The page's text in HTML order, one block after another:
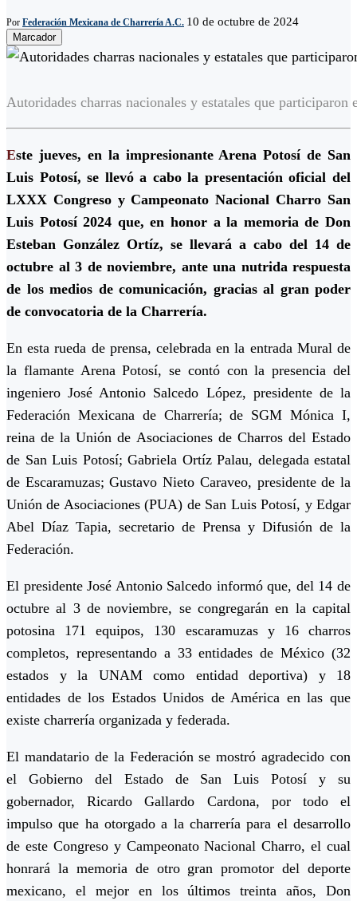
Por Federación Mexicana de Charrería A.C. 10 de octubre de 2024
Marcador
Autoridades charras nacionales y estatales que participaron
Este jueves, en la impresionante Arena Potosí de San
Luis Potosí, se llevó a cabo la presentación oficial del
LXXX Congreso y Campeonato Nacional Charro San
Luis Potosí 2024 que, en honor a la memoria de Don
Esteban González Ortíz, se llevará a cabo del 14 de
octubre al 3 de noviembre, ante una nutrida respuesta
de los medios de comunicación, gracias al gran poder
de convocatoria de la Charrería.
En esta rueda de prensa, celebrada en la entrada Mural de
la flamante Arena Potosí, se contó con la presencia del
ingeniero José Antonio Salcedo López, presidente de la
Federación Mexicana de Charrería; de SGM Mónica I,
reina de la Unión de Asociaciones de Charros del Estado
de San Luis Potosí; Gabriela Ortíz Palau, delegada estatal
de Escaramuzas; Gustavo Nieto Caraveo, presidente de la
Unión de Asociaciones (PUA) de San Luis Potosí, y Edgar
Abel Díaz Tapia, secretario de Prensa y Difusión de la
Federación.
El presidente José Antonio Salcedo informó que, del 14 de
octubre al 3 de noviembre, se congregarán en la capital
potosina 171 equipos, 130 escaramuzas y 16 charros
completos, representando a 33 entidades de México (32
estados y la UNAM como entidad deportiva) y 18
entidades de los Estados Unidos de América en las que
existe charrería organizada y federada.
El mandatario de la Federación se mostró agradecido con
el Gobierno del Estado de San Luis Potosí y su
gobernador, Ricardo Gallardo Cardona, por todo el
impulso que ha otorgado a la charrería para el desarrollo
de este Congreso y Campeonato Nacional Charro, el cual
honrará la memoria de otro gran promotor del deporte
mexicano, el mejor en los últimos treinta años, Don